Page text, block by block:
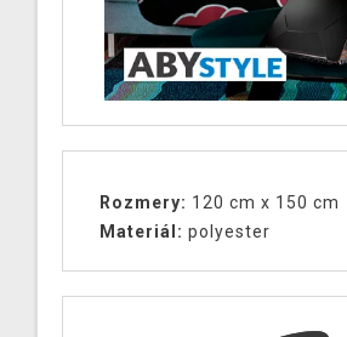
Rozmery: 120 cm x 150 cm
Materiál : polyester